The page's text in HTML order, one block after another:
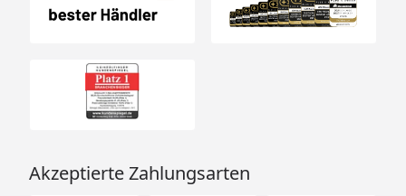
Akzeptierte Zahlungsarten